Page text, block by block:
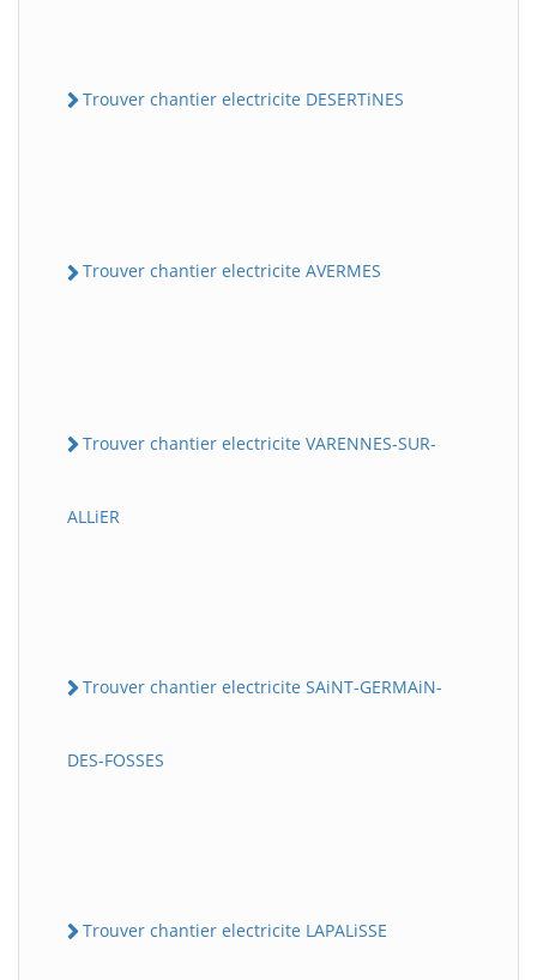
Trouver chantier electricite DESERTiNES
Trouver chantier electricite AVERMES
Trouver chantier electricite VARENNES-SUR-
ALLiER
Trouver chantier electricite SAiNT-GERMAiN-
DES-FOSSES
Trouver chantier electricite LAPALiSSE